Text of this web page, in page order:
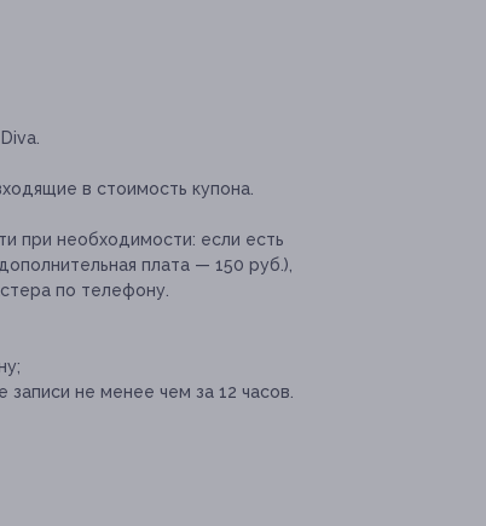
в стоимость купона.
при необходимости: если есть
плата — 150 руб.),
по телефону.
не менее чем за 12 часов.